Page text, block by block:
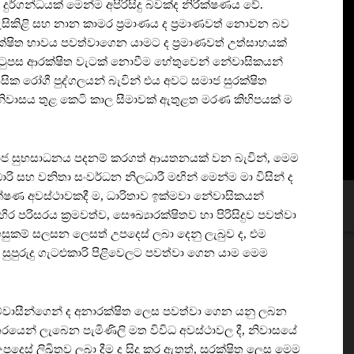
මෙන්ම අපිරිසිදු බවක්ද නිරීක්ෂණය වේ.
සහ නාන කාමර ප්‍රමාණය ද ප්‍රමාණවත් නොවන බව
භාවය පවත්වාගෙන යාමට ද ප්‍රමාණවත් උත්සාහයක්
ආරක්ෂිත වැටක් නොවීම හේතුවෙන් නේවාසිකයන්
රෝගී පුද්ගලයන් බැවින් එය අවට සමාජ සුරක්ෂිත
තුළ කෙටි කාල සීමාවක් ඇතුළත මරණ කිහිපයක් ම
සුභසාධනය පදනම් කරගත් ආයතනයක් වන බැවින්, මෙම
සහ වනිතා සංවර්ධන නිලධාරී මඟින් මෙන්ම මා විසින් ද
අවස්ථාවකදී ම, ධාරිතාව ඉක්මවා නේවාසිකයන්
ක්‍රමවත්ව, සෞඛ්‍යාරක්ෂිතව හා පිරිසිදුව පවත්වා
සලසන ලෙසත් උපදෙස් ලබා දෙනු ලැබුව ද, එම
ගැටළුකාරි පිළිවෙලට පවත්වා ගෙන යාම මෙම
ද අනාරක්ෂිත ලෙස පවත්වා ගෙන යනු ලබන
ලැබෙන පැමිණිලි මත විවිධ අවස්ථාවල දී, නිවාසයේ
ලිඛිතව ලබා දීම ද සිදු කර ඇතත්, සුරක්ෂිත ලෙස මෙම